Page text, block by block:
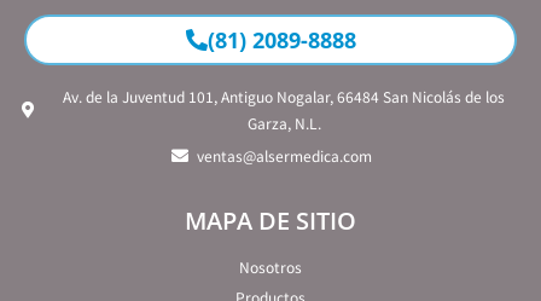
(81) 2089-8888
Av. de la Juventud 101, Antiguo Nogalar, 66484 San Nicolás de los
Garza, N.L.
ventas@alsermedica.com
MAPA DE SITIO
Nosotros